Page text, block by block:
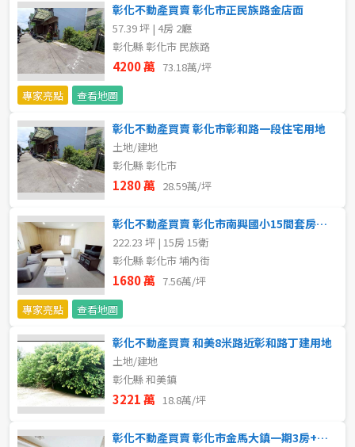
花蓮縣
金門連江
不拘
1樓 2樓
3樓
5~10樓
21樓以上
~ 樓
格局
不拘
2房
4房
彰化不動產買賣 彰化市正民族路金店面
57.39 坪 | 4房 2廳
彰化縣 彰化市 民族路
4200 萬 73.18萬/坪
專家亮點
查看地圖
彰化不動產買賣 彰化市彰和路一段住宅用地
土地/建地
彰化縣 彰化市
1280 萬 28.59萬/坪
彰化不動產買賣 彰化市南興國小15間套房出售
222.23 坪 | 15房 15衛
彰化縣 彰化市 埔內街
1680 萬 7.56萬/坪
專家亮點
查看地圖
彰化不動產買賣 和美8米路近彰和路丁建用地
土地/建地
彰化縣 和美鎮
3221 萬 18.8萬/坪
彰化不動產買賣 彰化市金馬大鎮一期3房+車位